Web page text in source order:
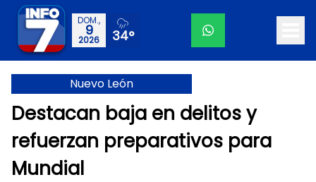
DOM.,
9
2026 34°
Nuevo León
Destacan baja en delitos y
refuerzan preparativos para
Mundial